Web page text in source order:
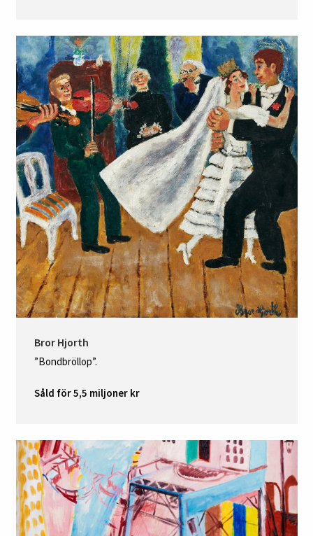
Bror Hjorth
”Bondbröllop”.
Såld för 5,5 miljoner kr